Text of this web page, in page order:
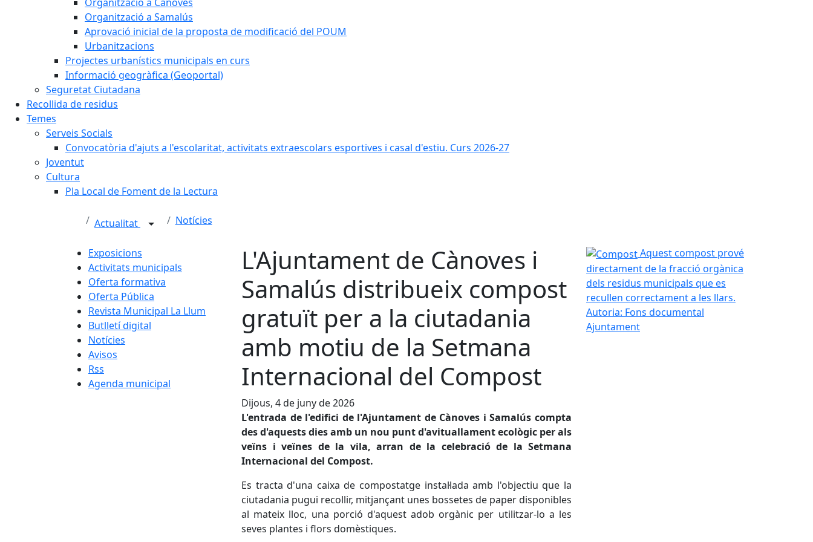
Organització a Samalús
Aprovació inicial de la proposta de modificació del POUM
Urbanitzacions
Projectes urbanístics municipals en curs
Informació geogràfica (Geoportal)
Seguretat Ciutadana
Recollida de residus
Temes
Serveis Socials
Convocatòria d'ajuts a l'escolaritat, activitats extraescolars esportives i casal d'estiu. Curs 2026-27
Joventut
Cultura
Pla Local de Foment de la Lectura
Actualitat Notícies
Exposicions
Activitats municipals
Oferta formativa
Oferta Pública
Revista Municipal La Llum
Butlletí digital
Notícies
Avisos
Rss
Agenda municipal
L'Ajuntament de Cànoves i
Samalús distribueix compost
gratuït per a la ciutadania
amb motiu de la Setmana
Internacional del Compost
Dijous, 4 de juny de 2026
L'entrada de l'edifici de l'Ajuntament de Cànoves i Samalús compta
des d'aquests dies amb un nou punt d'avituallament ecològic per als
veïns i veïnes de la vila, arran de la celebració de la Setmana
Internacional del Compost.
Es tracta d'una caixa de compostatge instal·lada amb l'objectiu que la
ciutadania pugui recollir, mitjançant unes bossetes de paper disponibles
al mateix lloc, una porció d'aquest adob orgànic per utilitzar-lo a les
seves plantes i flors domèstiques.
Compost
Aquest compost prové
directament de la fracció orgànica
dels residus municipals que es
recullen correctament a les llars.
Autoria: Fons documental
Ajuntament